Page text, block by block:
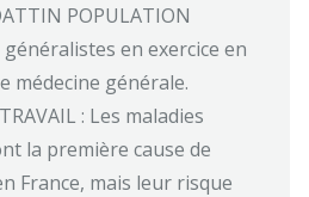
POPULATION
généralistes en exercice en
médecine générale.
: Les maladies
la première cause de
France, mais leur risque